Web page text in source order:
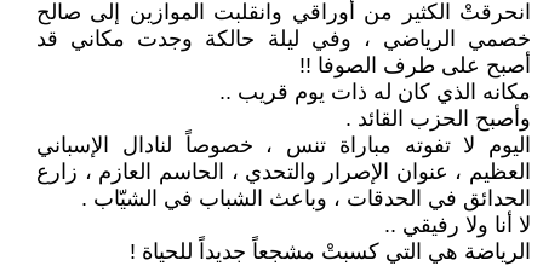
انحرقتْ الكثير من أوراقي وانقلبت الموازين إلى صالح
خصمي الرياضي ، وفي ليلة حالكة وجدت مكاني قد
أصبح على طرف الصوفا !!
مكانه الذي كان له ذات يوم قريب ..
وأصبح الحزب القائد .
اليوم لا تفوته مباراة تنس ، خصوصاً لنادال الإسباني
العظيم ، عنوان الإصرار والتحدي ، الحاسم العازم ، زارع
الحدائق في الحدقات ، وباعث الشباب في الشيّاب .
لا أنا ولا رفيقي ..
الرياضة هي التي كسبتْ مشجعاً جديداً للحياة !